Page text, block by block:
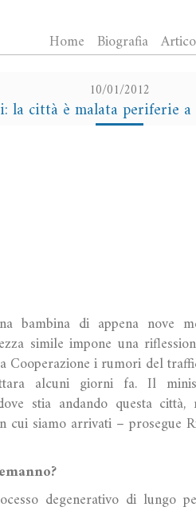
Home Biografia
10/01/2012
la città è malata periferie
bambina di appena nove
simile impone una
Cooperazione i rumori del
alcuni giorni fa. Il
stia andando questa
cui siamo arrivati – prosegue
degenerativo di lungo